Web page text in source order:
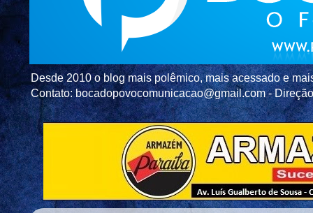
Desde 2010 o blog mais polêmico, mais acessado e
Contato: bocadopovocomunicacao@gmail.com -